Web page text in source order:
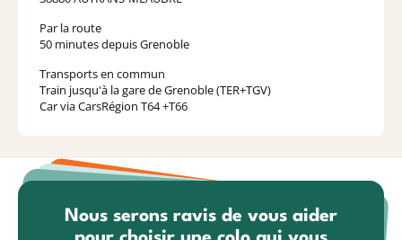
Par la route
50 minutes depuis Grenoble
Transports en commun
Train jusqu'à la gare de Grenoble (TER+TGV)
Car via CarsRégion T64 +T66
Nous serons ravis de vous aider